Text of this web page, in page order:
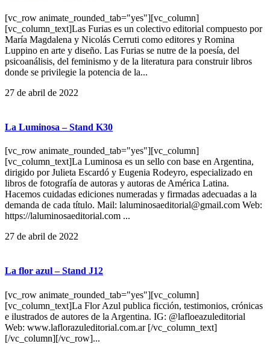
[vc_row animate_rounded_tab="yes"][vc_column]
[vc_column_text]Las Furias es un colectivo editorial compuesto por
María Magdalena y Nicolás Cerruti como editores y Romina
Luppino en arte y diseño. Las Furias se nutre de la poesía, del
psicoanálisis, del feminismo y de la literatura para construir libros
donde se privilegie la potencia de la...
27 de abril de 2022
La Luminosa – Stand K30
[vc_row animate_rounded_tab="yes"][vc_column]
[vc_column_text]La Luminosa es un sello con base en Argentina,
dirigido por Julieta Escardó y Eugenia Rodeyro, especializado en
libros de fotografía de autoras y autoras de América Latina.
Hacemos cuidadas ediciones numeradas y firmadas adecuadas a la
demanda de cada título. Mail: laluminosaeditorial@gmail.com Web:
https://laluminosaeditorial.com ...
27 de abril de 2022
La flor azul – Stand J12
[vc_row animate_rounded_tab="yes"][vc_column]
[vc_column_text]La Flor Azul publica ficción, testimonios, crónicas
e ilustrados de autores de la Argentina. IG: @lafloeazuleditorial
Web: www.laflorazuleditorial.com.ar [/vc_column_text]
[/vc_column][/vc_row]...